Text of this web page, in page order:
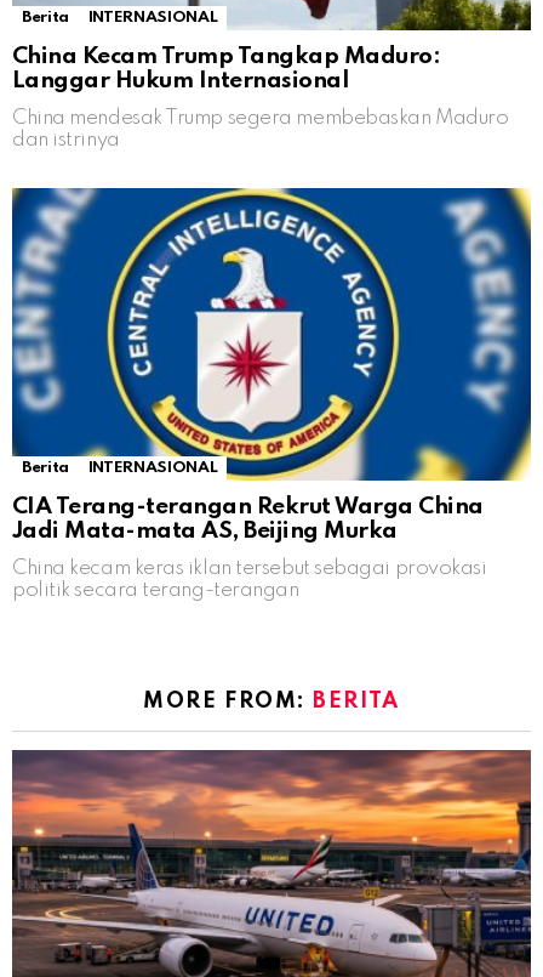
Berita INTERNASIONAL
China Kecam Trump Tangkap Maduro:
Langgar Hukum Internasional
China mendesak Trump segera membebaskan Maduro
dan istrinya
Berita INTERNASIONAL
CIA Terang-terangan Rekrut Warga China
Jadi Mata-mata AS, Beijing Murka
China kecam keras iklan tersebut sebagai provokasi
politik secara terang-terangan
MORE FROM: BERITA